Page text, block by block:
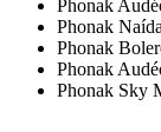
Phonak
Phonak
Phonak
Phonak
Phonak Sky